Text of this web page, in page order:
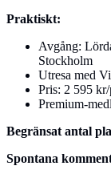
Praktiskt:
Avgång:
Stockholm
Utresa med
Pris: 2 595 kr/
Premium-
Begränsat antal
Spontana